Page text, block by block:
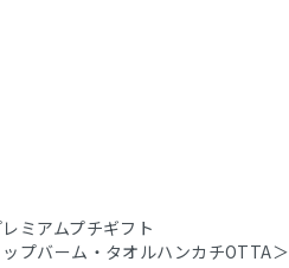
ミアムプチギフト
プバーム・タオルハンカチOTTA＞